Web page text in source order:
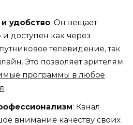
удобство: Он вещает
и доступен как через
телевидение, так
Это позволяет зрителям
программы в любое
.
: Канал
внимание качеству своих